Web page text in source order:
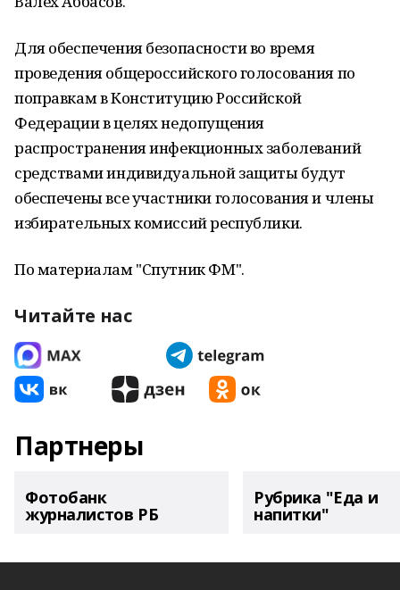
Для обеспечения безопасности во время
проведения общероссийского голосования по
поправкам в Конституцию Российской
Федерации в целях недопущения
распространения инфекционных заболеваний
средствами индивидуальной защиты будут
обеспечены все участники голосования и члены
избирательных комиссий республики.
По материалам "Спутник ФМ".
Читайте нас
Партнеры
Фотобанк
журналистов РБ
Рубрика "Еда и
напитки"